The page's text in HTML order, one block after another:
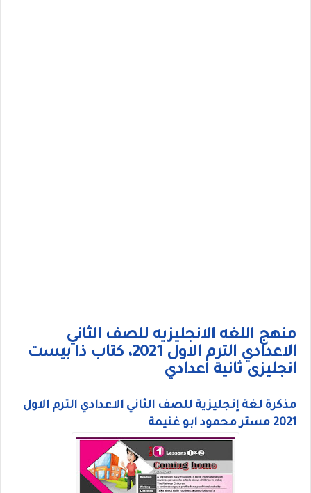
منهج اللغه الانجليزيه للصف الثاني
الاعدادي الترم الاول 2021، كتاب ذا بيست
انجليزى ثانية اعدادي
مذكرة لغة إنجليزية للصف الثاني الاعدادي الترم الاول
2021 مستر محمود ابو غنيمة